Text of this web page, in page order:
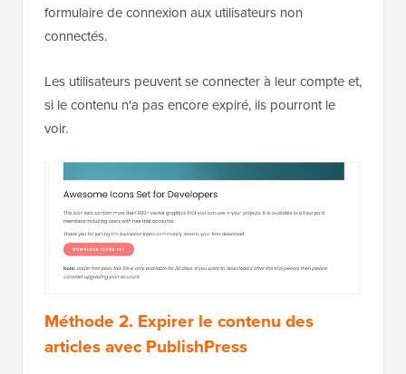
formulaire de connexion aux utilisateurs non
connectés.
Les utilisateurs peuvent se connecter à leur compte et,
si le contenu n'a pas encore expiré, ils pourront le
voir.
Méthode 2. Expirer le contenu des
articles avec PublishPress